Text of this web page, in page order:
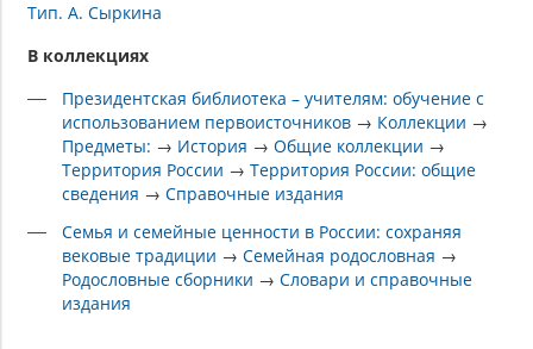
Тип. А. Сыркина
В коллекциях
Президентская библиотека – учителям: обучение с
использованием первоисточников → Коллекции →
Предметы: → История →Общие коллекции →
Территория России →Территория России: общие
сведения →Справочные издания
Семья и семейные ценности в России: сохраняя
вековые традиции →Семейная родословная →
Родословные сборники →Словари и справочные
издания